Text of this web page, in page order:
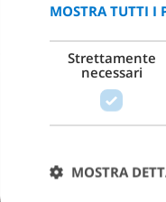
luglio 2026
SAB
10 11 12
MOSTRA TUTTI I
Strettamente
necessari
MOSTRA